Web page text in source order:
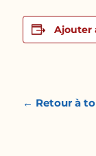
Ajouter
← Retour à